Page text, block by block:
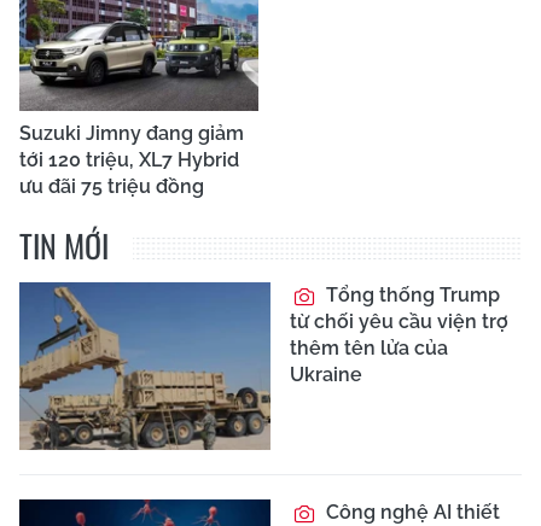
Suzuki Jimny đang giảm
tới 120 triệu, XL7 Hybrid
ưu đãi 75 triệu đồng
TIN MỚI
Tổng thống Trump
từ chối yêu cầu viện trợ
thêm tên lửa của
Ukraine
Công nghệ AI thiết